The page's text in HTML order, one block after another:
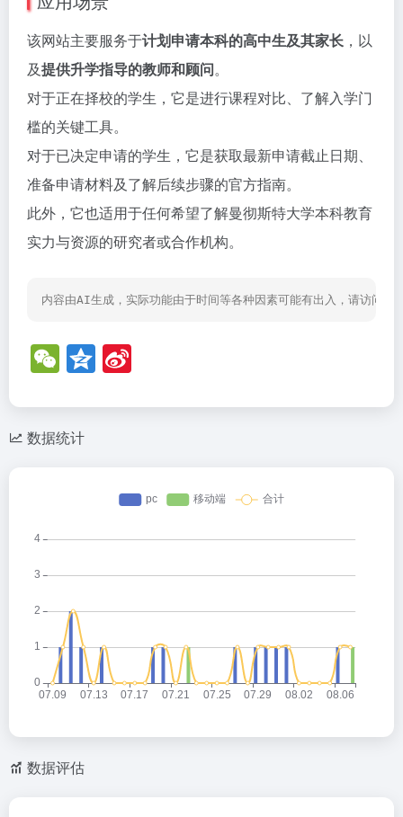
该网站主要服务于计划申请本科的高中生及其家长 ，以
及提供升学指导的教师和顾问。
对于正在择校的学生，它是进行课程对比、了解入学门
槛的关键工具。
对于已决定申请的学生，它是获取最新申请截止日期、
准备申请材料及了解后续步骤的官方指南。
此外，它也适用于任何希望了解曼彻斯特大学本科教育
实力与资源的研究者或合作机构。
内容由AI生成，实际功能由于时间等各种因素可能有出入，请访问网
W
e
C
h
Q
z
o a
b
o
数据统计
数据评估